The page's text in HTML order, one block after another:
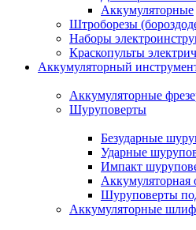
Аккумуляторные
Штроборезы
Наборы
Краскопульты
Аккумуляторный
Аккумуляторные
Шуруповерты
Безударные
Ударные
Импакт
Аккумуляторная
Шуруповерты
Аккумуляторные